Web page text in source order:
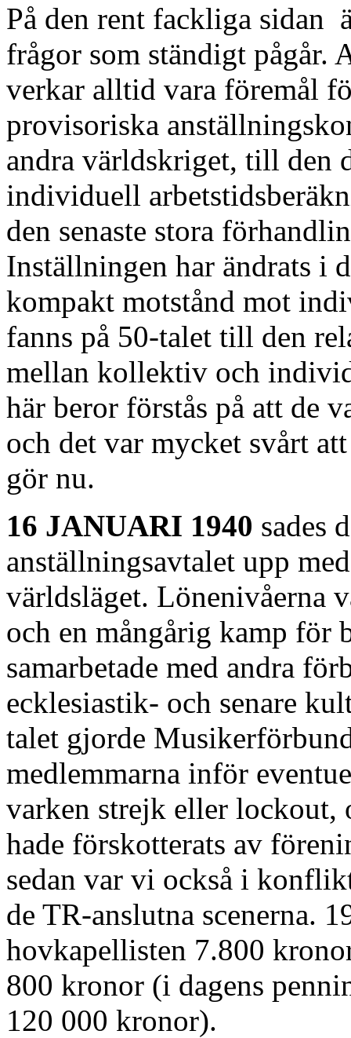
På den rent fackliga sidan
frågor som ständigt pågår.
verkar alltid vara föremål
provisoriska
andra världskriget, till den
individuell
den senaste stora
Inställningen har ändrats i
kompakt motstånd mot
fanns på 50-talet till den
mellan kollektiv och
här beror förstås på att de
och det var mycket svårt
gör nu.
16 JANUARI 1940 sades
anställningsavtalet upp
världsläget. Lönenivåerna
och en mångårig kamp för
samarbetade med andra
ecklesiastik- och senare
talet gjorde
medlemmarna inför
varken strejk eller lockout,
hade förskotterats av
sedan var vi också i
de TR-anslutna scenerna.
hovkapellisten 7.800
800 kronor (i dagens
120 000 kronor).